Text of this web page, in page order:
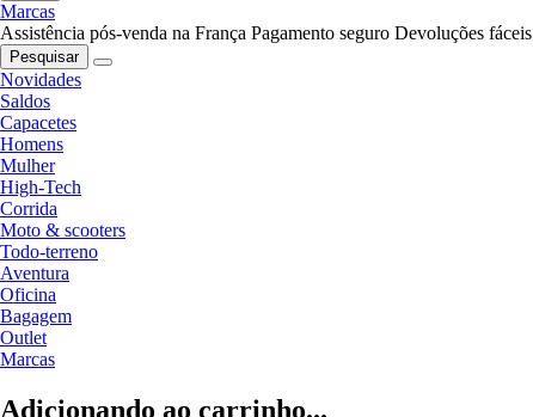
Marcas
Assistência pós-venda na França Pagamento seguro Devoluções fáceis
Pesquisar
Novidades
Saldos
Capacetes
Homens
Mulher
High-Tech
Corrida
Moto & scooters
Todo-terreno
Aventura
Oficina
Bagagem
Outlet
Marcas
Adicionando ao carrinho...